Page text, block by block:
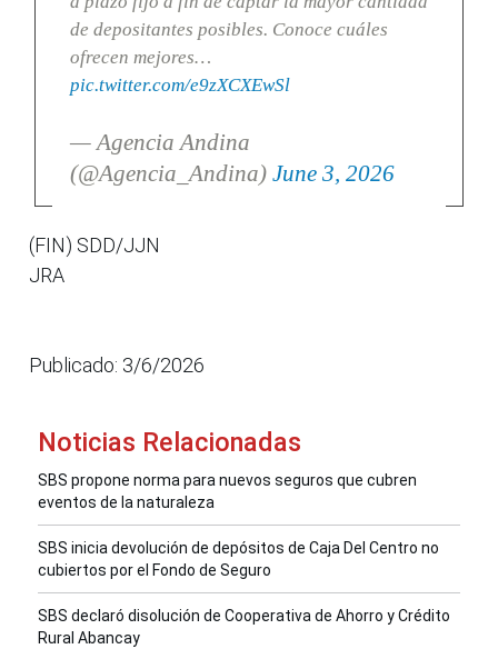
de depositantes posibles. Conoce cuáles
ofrecen mejores…
pic.twitter.com/e9zXCXEwSl
— Agencia Andina
(@Agencia_Andina) June 3, 2026
(FIN) SDD/JJN
JRA
Publicado: 3/6/2026
Noticias Relacionadas
SBS propone norma para nuevos seguros que cubren
eventos de la naturaleza
SBS inicia devolución de depósitos de Caja Del Centro no
cubiertos por el Fondo de Seguro
SBS declaró disolución de Cooperativa de Ahorro y Crédito
Rural Abancay